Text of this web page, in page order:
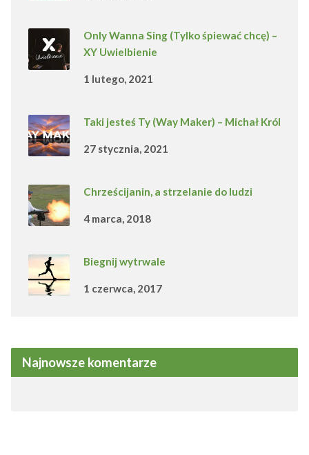
Only Wanna Sing (Tylko śpiewać chcę) –
XY Uwielbienie
1 lutego, 2021
Taki jesteś Ty (Way Maker) – Michał Król
27 stycznia, 2021
Chrześcijanin, a strzelanie do ludzi
4 marca, 2018
Biegnij wytrwale
1 czerwca, 2017
Najnowsze komentarze